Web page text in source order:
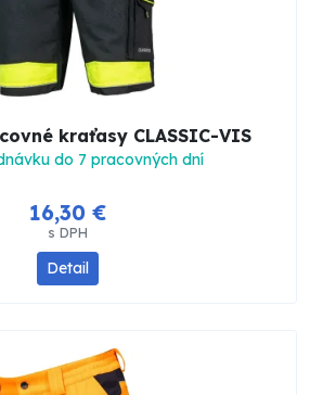
kraťasy CLASSIC-VIS
do 7 pracovných dní
16,30 €
s DPH
Detail